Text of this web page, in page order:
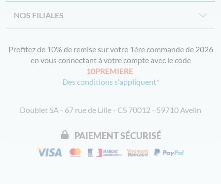
NOS FILIALES
Profitez de 10% de remise sur votre 1ère commande de 2026
en vous connectant à votre compte avec le code
10PREMIERE
Des conditions s'appliquent*
Doublet SA - 67 rue de Lille - CS 70012 - 59710 Avelin
PAIEMENT SÉCURISÉ